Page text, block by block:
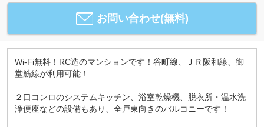
お問い合わせ(無料)
Wi-Fi無料！RC造のマンションです！谷町線、ＪＲ阪和線、御
堂筋線が利用可能！
２口コンロのシステムキッチン、浴室乾燥機、脱衣所・温水洗
浄便座などの設備もあり、全戸東向きのバルコニーです！